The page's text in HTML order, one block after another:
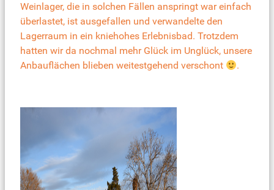
Weinlager, die in solchen Fällen anspringt war einfach
überlastet, ist ausgefallen und verwandelte den
Lagerraum in ein kniehohes Erlebnisbad. Trotzdem
hatten wir da nochmal mehr Glück im Unglück, unsere
Anbauflächen blieben weitestgehend verschont
.